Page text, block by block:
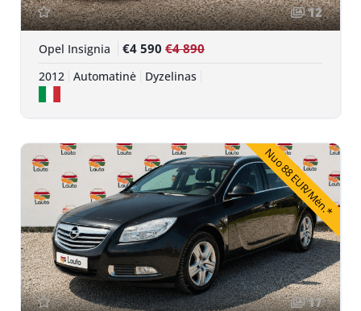
12
Opel Insignia €4 590 €4 890
2012 Automatinė Dyzelinas
Nuo 88 EUR/Mėn.*
17